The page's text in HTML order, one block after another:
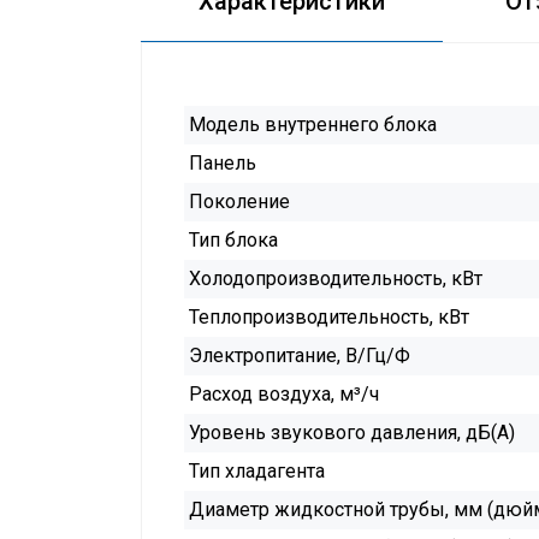
Модель внутреннего блока
Панель
Поколение
Тип блока
Холодопроизводительность, кВт
Теплопроизводительность, кВт
Электропитание, В/Гц/Ф
Расход воздуха, м³/ч
Уровень звукового давления, дБ(А)
Тип хладагента
Диаметр жидкостной трубы, мм